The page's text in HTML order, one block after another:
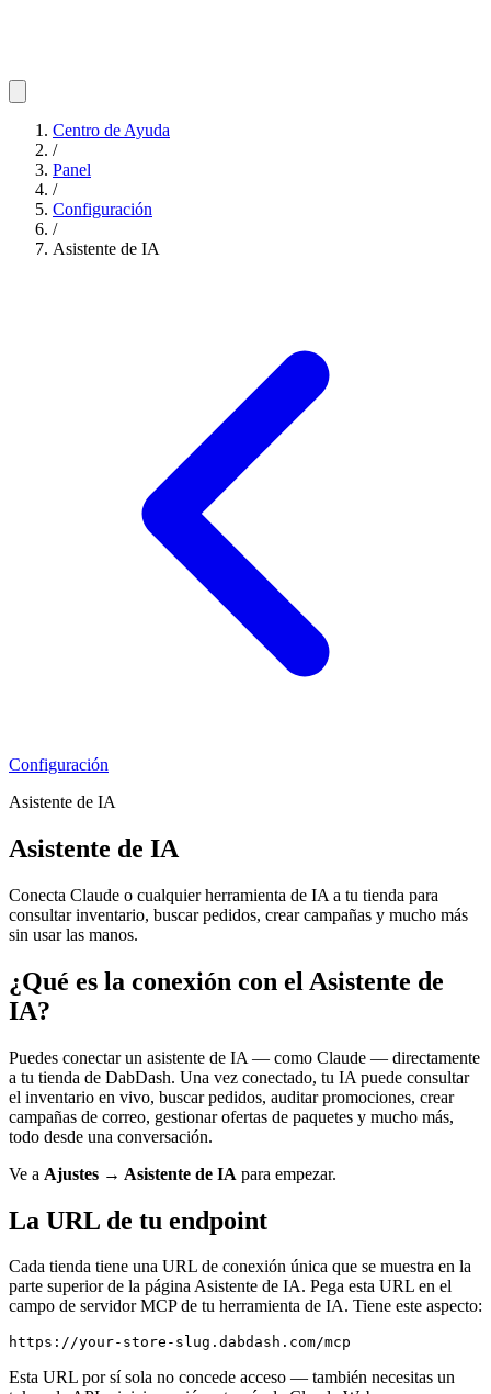
Centro de Ayuda
/
Panel
/
Configuración
/
Asistente de IA
Configuración
Asistente de IA
Asistente de IA
Conecta Claude o cualquier herramienta de IA a tu tienda para
consultar inventario, buscar pedidos, crear campañas y mucho más
sin usar las manos.
¿Qué es la conexión con el Asistente de
IA?
Puedes conectar un asistente de IA — como Claude — directamente
a tu tienda de DabDash. Una vez conectado, tu IA puede consultar
el inventario en vivo, buscar pedidos, auditar promociones, crear
campañas de correo, gestionar ofertas de paquetes y mucho más,
todo desde una conversación.
Ve a Ajustes → Asistente de IA para empezar.
La URL de tu endpoint
Cada tienda tiene una URL de conexión única que se muestra en la
parte superior de la página Asistente de IA. Pega esta URL en el
campo de servidor MCP de tu herramienta de IA. Tiene este aspecto:
https://your-store-slug.dabdash.com/mcp
Esta URL por sí sola no concede acceso — también necesitas un